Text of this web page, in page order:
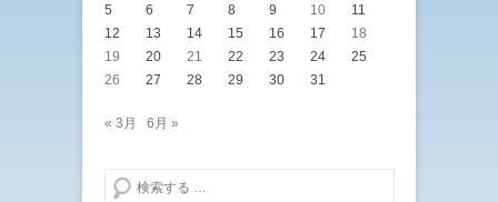
5
6 7 8 9 10
11
12
13 14 15 16 17
18
19
20 21 22 23 24
25
26
27 28 29 30 31
« 3月 6月 »
検索する